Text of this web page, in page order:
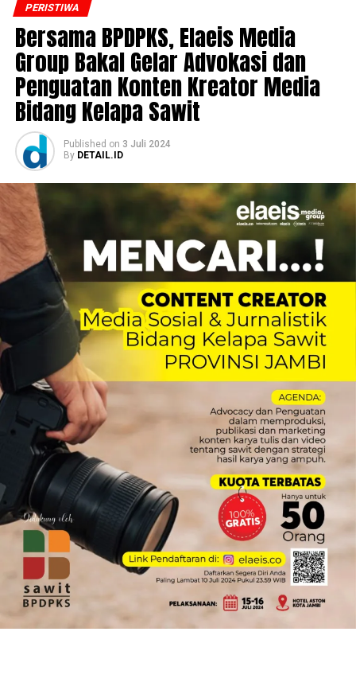
PERISTIWA
Bersama BPDPKS, Elaeis Media
Group Bakal Gelar Advokasi dan
Penguatan Konten Kreator Media
Bidang Kelapa Sawit
Published on 3 Juli 2024
By DETAIL.ID